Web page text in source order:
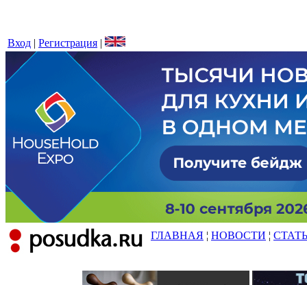
Вход | Регистрация |
ГЛАВНАЯ ¦ НОВОСТИ ¦